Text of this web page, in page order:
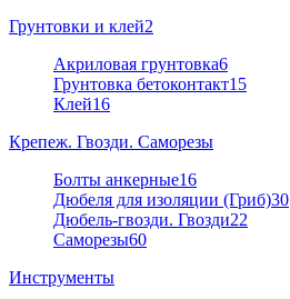
Грунтовки и клей2
Акриловая грунтовка6
Грунтовка бетоконтакт15
Клей16
Крепеж. Гвозди. Саморезы
Болты анкерные16
Дюбеля для изоляции (Гриб)30
Дюбель-гвозди. Гвозди22
Саморезы60
Инструменты